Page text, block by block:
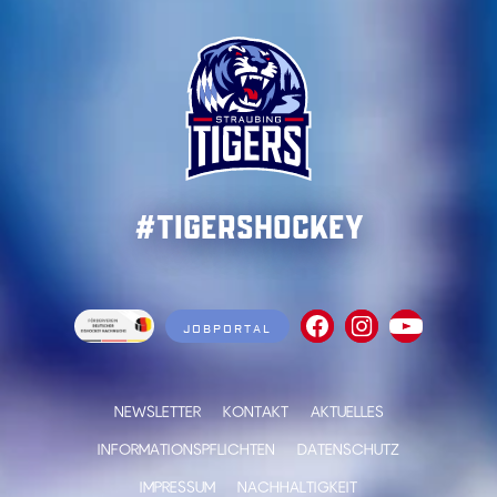
#TigersHockey
JOBPORTAL
NEWSLETTER KONTAKT
AKTUELLES
INFORMATIONSPFLICHTEN
DATENSCHUTZ
IMPRESSUM
NACHHALTIGKEIT